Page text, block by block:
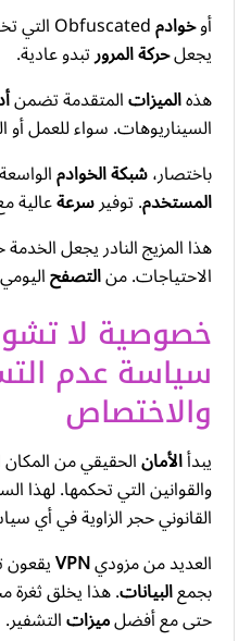
أوخوادم
يجعلحركة المرورتبدو عادية.
هذهالميزاتالمتقدمة تضمن
السيناريوهات. سواء للعمل أو
باختصار،شبكة الخوادم
المستخدم. توفيرسرعةعالية
هذا المزيج النادر يجعل
الاحتياجات. منالتصفح
خصوصية لا
سياسة عدم
والاختصاص
يبدأالأمانالحقيقي من
والقوانين التي تحكمها. لهذا
القانوني حجر الزاوية في أي
العديد من مزوديVPN
بجمعالبيانات. هذا يخلق ثغرة
حتى مع أفضلميزاتالتشفير.